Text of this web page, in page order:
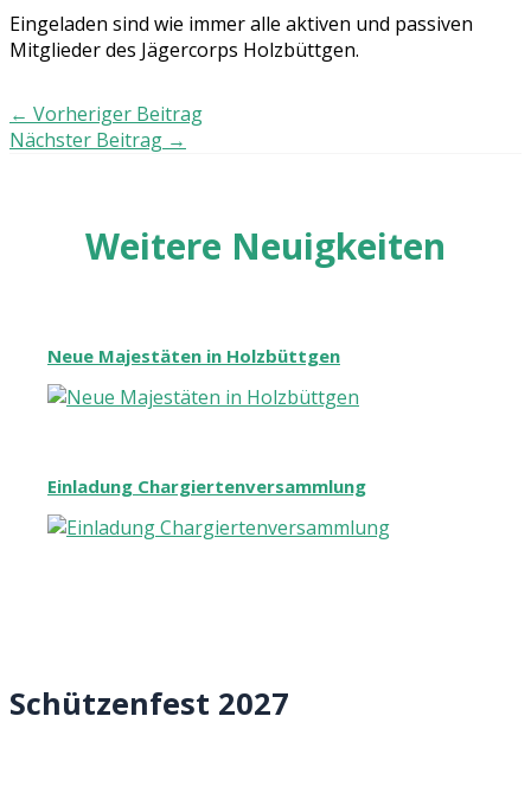
Eingeladen sind wie immer alle aktiven und passiven
Mitglieder des Jägercorps Holzbüttgen.
← Vorheriger Beitrag
Nächster Beitrag →
Weitere Neuigkeiten
Neue Majestäten in Holzbüttgen
Einladung Chargiertenversammlung
Schützenfest 2027